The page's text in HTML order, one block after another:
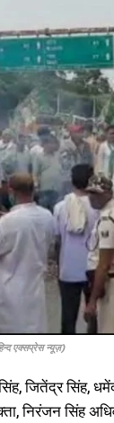
एक्सप्रेस न्यूज़)
जितेंद्र सिंह,
निरंजन सिंह